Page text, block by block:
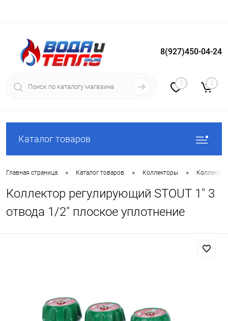
Вход Регистрация
8(927)450-04-24
0 0
Каталог товаров
Главная страница • Каталог товаров • Коллекторы •
Коллектор регулирующий STOUT 1" 3
отвода 1/2" плоское уплотнение